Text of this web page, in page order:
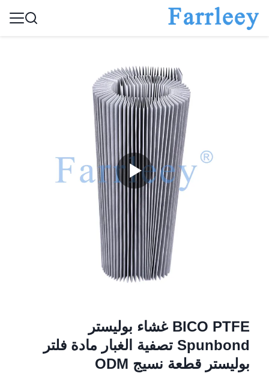
BICO PTFE غشاء بوليستر
Spunbond تصفية الغبار مادة فلتر
بوليستر قطعة نسيج ODM